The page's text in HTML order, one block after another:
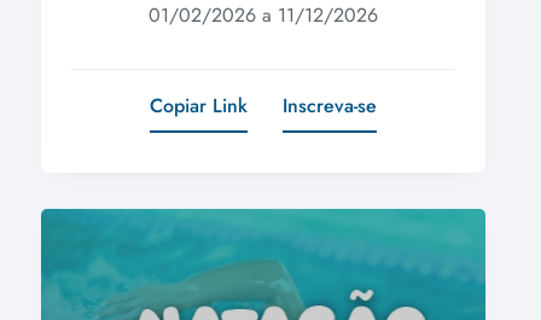
01/02/2026 a 11/12/2026
Copiar Link Inscreva-se